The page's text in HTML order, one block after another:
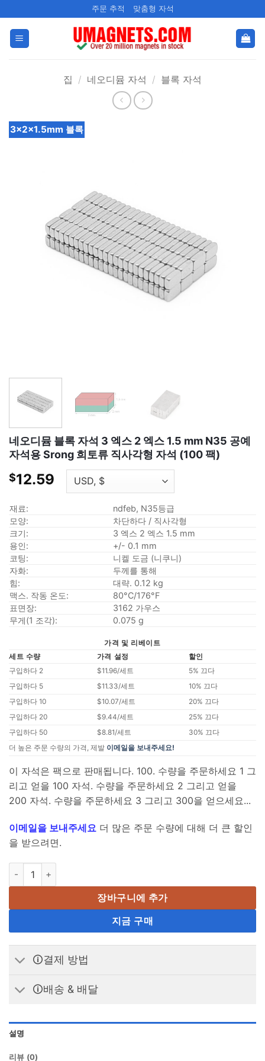
텐
주문 추적 맞춤형 자석
집 / 네오디뮴 자석 / 블록 자석
3x2x1.5mm 블록
네오디뮴 블록 자석 3 엑스 2 엑스 1.5 mm N35 공예
자석용 Srong 희토류 직사각형 자석 (100 팩)
$12.59
재료:
ndfeb, N35등급
모양:
차단하다 / 직사각형
크기:
3 엑스 2 엑스 1.5 mm
용인:
+/- 0.1 mm
코팅:
니켈 도금 (니쿠니)
자화:
두께를 통해
힘:
대략. 0.12 kg
맥스. 작동 온도:
80°C/176°F
표면장:
3162 가우스
무게(1 조각):
0.075 g
가격 및 리베이트
세트 수량
가격 설정
할인
구입하다 2
$11.96/세트
5% 끄다
구입하다 5
$11.33/세트
10% 끄다
구입하다 10
$10.07/세트
20% 끄다
구입하다 20
$9.44/세트
25% 끄다
구입하다 50
$8.81/세트
30% 끄다
더 높은 주문 수량의 가격, 제발 이메일을 보내주세요!
이 자석은 팩으로 판매됩니다. 100. 수량을 주문하세요 1 그
리고 얻을 100 자석. 수량을 주문하세요 2 그리고 얻을
200 자석. 수량을 주문하세요 3 그리고 300을 얻으세요...
이메일을 보내주세요 더 많은 주문 수량에 대해 더 큰 할인
을 받으려면.
네오디뮴 블록 자석 3 엑스 2 엑스 1.5 mm N35 공예 자석용 Srong
장바구니에 추가
지금 구매
🛈결제 방법
🛈배송 & 배달
설명
리뷰 (0)